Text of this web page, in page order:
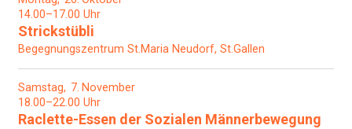
14.00–17.00 Uhr
Strickstübli
Begegnungszentrum St.Maria Neudorf, St.Gallen
Samstag 7 November
18.00–22.00 Uhr
Raclette-Essen der Sozialen Männerbewegung